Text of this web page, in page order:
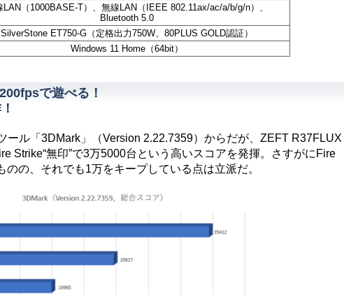
LAN（1000BASE-T）、無線LAN（IEEE 802.11ax/ac/a/b/g/n）、
Bluetooth 5.0
SilverStone ET750-G（定格出力750W、80PLUS GOLD認証）
Windows 11 Home（64bit）
で遊べる！
ル「3DMark」（Version 2.22.7359）からだが、ZEFT R37FLUX
Strike“無印”で3万5000台という高いスコアを発揮。さすがにFire
の、それでも1万をキープしている点は立派だ。